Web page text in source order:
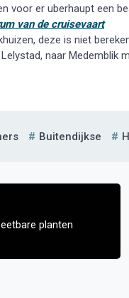
voor er uberhaupt een
van de cruisevaart
deze is niet
naar Medemblik
Buitendijkse
planten